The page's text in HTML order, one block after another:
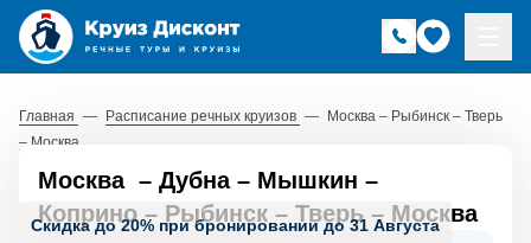
Главная — Расписание речных круизов — Москва – Рыбинск – Тверь
– Москва
Скидка до 20% при бронировании до 31 Августа
Москва – Дубна– Мышкин –
Коприно– Рыбинск – Тверь– Москва